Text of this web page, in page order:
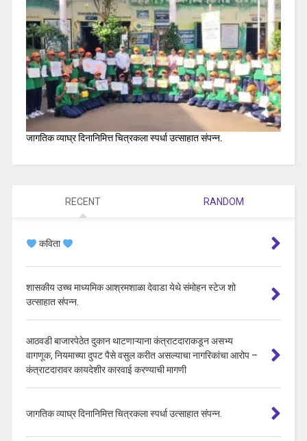
जागतिक व्याघ्र दिनानिमित्त चित्रकला स्पर्धा उत्साहात संपन्न.
RECENT RANDOM
कविता
शासकीय उच्च माध्यमिक आश्रमशाळा देवाडा येथे संमोहन स्टेज शो
उत्साहात संपन्न.
आठवडी बाजारपेठेत दुकान थाटणाऱ्याना कंत्राटदाराकडून असभ्य
वागणूक, नियमाच्या दुपट पैसे वसुल करीत असल्याचा नागरिकांचा आरोप –
कंत्राटदारावर कायदेशीर कारवाई करण्याची मागणी
जागतिक व्याघ्र दिनानिमित्त चित्रकला स्पर्धा उत्साहात संपन्न.